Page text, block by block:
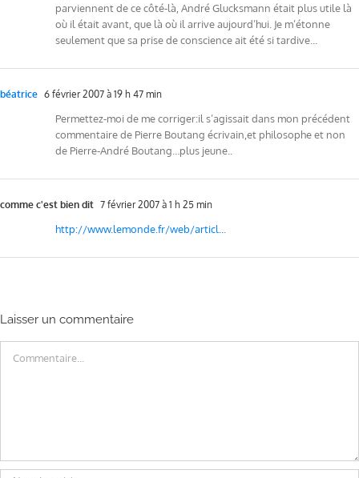
parviennent de ce côté-là, André Glucksmann était plus utile là
où il était avant, que là où il arrive aujourd’hui. Je m’étonne
seulement que sa prise de conscience ait été si tardive…
béatrice 6 février 2007 à 19 h 47 min
Permettez-moi de me corriger:il s’agissait dans mon précédent
commentaire de Pierre Boutang écrivain,et philosophe et non
de Pierre-André Boutang…plus jeune..
comme c'est bien dit 7 février 2007 à 1 h 25 min
http://www.lemonde.fr/web/articl..
Laisser un commentaire